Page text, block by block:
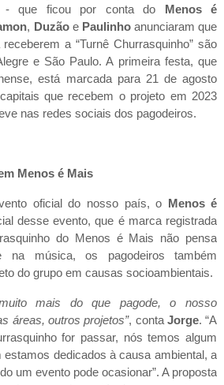
- que ficou por conta do
Menos é
, Duzãoe Paulinhoanunciaram que
a “Turnê Churrasquinho” são
e São Paulo. A primeira festa, que
está marcada para 21 de agosto
que recebem o projeto em 2023
nas redes sociais dos pagodeiros.
Menos é Mais
oficial do nosso país, o
Menos é
desse evento, que é marca registrada
do Menos é Mais não pensa
na música, os pagodeiros também
do grupo em causas socioambientais.
mais do que pagode, o nosso
áreas, outros projetos”, contaJorge. “A
for passar, nós temos algum
estamos dedicados à causa ambiental, a
um evento pode ocasionar”. A proposta